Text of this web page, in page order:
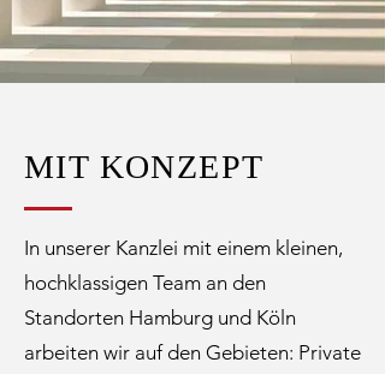
MIT KONZEPT
In unserer Kanzlei mit einem kleinen,
hochklassigen Team an den
Standorten Hamburg und Köln
arbeiten wir auf den Gebieten: Private